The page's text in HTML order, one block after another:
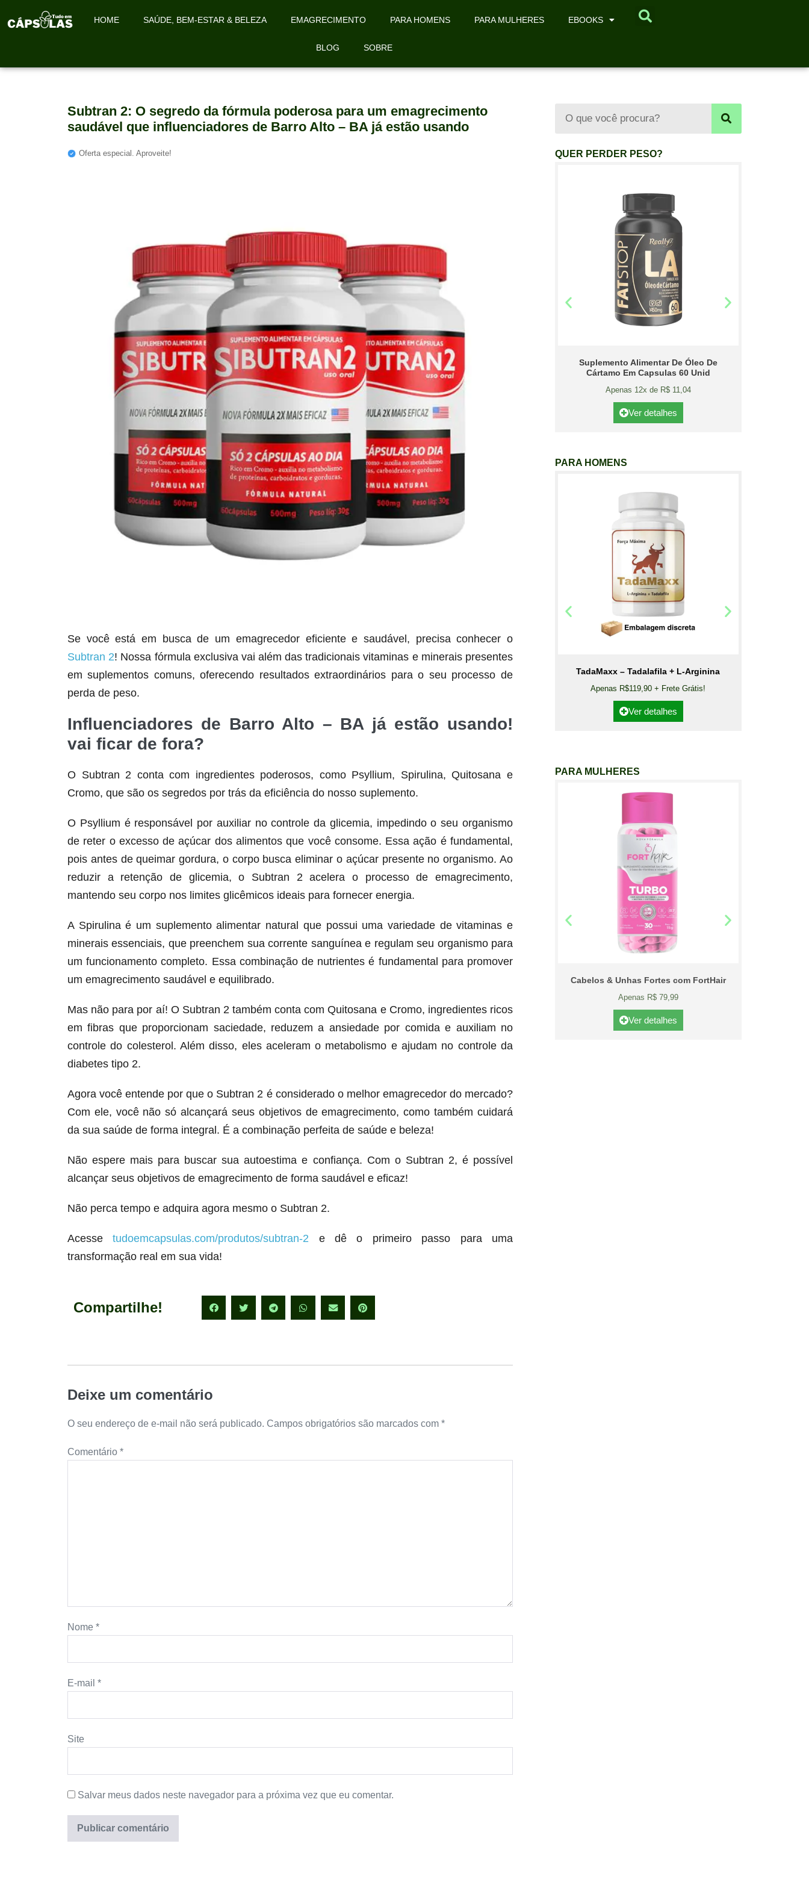
HOME SAÚDE, BEM-ESTAR & BELEZA EMAGRECIMENTO PARA HOMENS PARA MULHERES EBOOKS
BLOG SOBRE
Subtran 2: O segredo da fórmula poderosa para um emagrecimento
saudável que influenciadores de Barro Alto – BA já estão usando
Oferta especial. Aproveite!
Se você está em busca de um emagrecedor eficiente e saudável, precisa conhecer o
Subtran 2! Nossa fórmula exclusiva vai além das tradicionais vitaminas e minerais presentes
em suplementos comuns, oferecendo resultados extraordinários para o seu processo de
perda de peso.
Influenciadores de Barro Alto – BA já estão usando!
vai ficar de fora?
O Subtran 2 conta com ingredientes poderosos, como Psyllium, Spirulina, Quitosana e
Cromo, que são os segredos por trás da eficiência do nosso suplemento.
O Psyllium é responsável por auxiliar no controle da glicemia, impedindo o seu organismo
de reter o excesso de açúcar dos alimentos que você consome. Essa ação é fundamental,
pois antes de queimar gordura, o corpo busca eliminar o açúcar presente no organismo. Ao
reduzir a retenção de glicemia, o Subtran 2 acelera o processo de emagrecimento,
mantendo seu corpo nos limites glicêmicos ideais para fornecer energia.
A Spirulina é um suplemento alimentar natural que possui uma variedade de vitaminas e
minerais essenciais, que preenchem sua corrente sanguínea e regulam seu organismo para
um funcionamento completo. Essa combinação de nutrientes é fundamental para promover
um emagrecimento saudável e equilibrado.
Mas não para por aí! O Subtran 2 também conta com Quitosana e Cromo, ingredientes ricos
em fibras que proporcionam saciedade, reduzem a ansiedade por comida e auxiliam no
controle do colesterol. Além disso, eles aceleram o metabolismo e ajudam no controle da
diabetes tipo 2.
Agora você entende por que o Subtran 2 é considerado o melhor emagrecedor do mercado?
Com ele, você não só alcançará seus objetivos de emagrecimento, como também cuidará
da sua saúde de forma integral. É a combinação perfeita de saúde e beleza!
Não espere mais para buscar sua autoestima e confiança. Com o Subtran 2, é possível
alcançar seus objetivos de emagrecimento de forma saudável e eficaz!
Não perca tempo e adquira agora mesmo o Subtran 2.
Acessetudoemcapsulas.com/produtos/subtran-2 e dê o primeiro passo para uma
transformação real em sua vida!
Compartilhe!
Deixe um comentário
O seu endereço de e-mail não será publicado. Campos obrigatórios são marcados com *
Comentário *
Nome *
E-mail *
Site
Salvar meus dados neste navegador para a próxima vez que eu comentar.
QUER PERDER PESO?
Seca Já Detox – O Fim da gordura
localizada
Apenas 12x de R$19,78
Ver detalhes
Suplemento Alimentar De Óleo De
Cártamo Em Capsulas 60 Unid
Apenas 12x de R$ 11,04
Ver detalhes
PARA HOMENS
Seca Já Detox – O Fim da gordura
localizada
Ver detalhes
TadaMaxx – Tadalafila + L-Arginina
Apenas R$119,90 + Frete Grátis!
Ver detalhes
PARA MULHERES
Cabelos & Unhas Fortes com FortHair
Apenas R$ 79,99
Ver detalhes